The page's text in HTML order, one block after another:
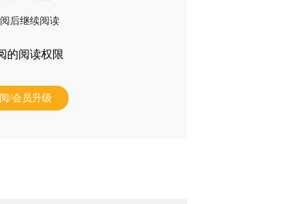
后继续阅读
的阅读权限
/会员升级